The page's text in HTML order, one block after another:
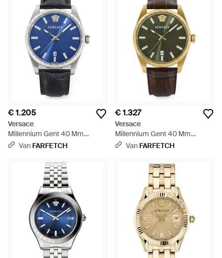
€ 1.205
Versace
Millennium Gent 40 Mm
Horloge - Blauw
Van FARFETCH
€ 1.327
Versace
Millennium Gent 40 Mm
Horloge - Grijs
Van FARFETCH